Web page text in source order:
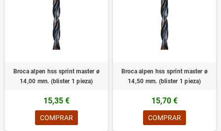
Broca alpen hss sprint master ø
14,00 mm. (blister 1 pieza)
15,35 €
COMPRAR
Broca alpen hss sprint master ø
14,50 mm. (blister 1 pieza)
15,70 €
COMPRAR